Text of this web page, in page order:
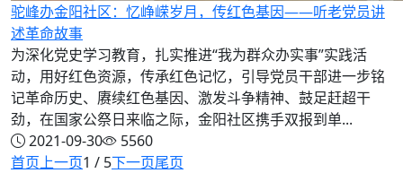
驼峰办金阳社区：忆峥嵘岁月，传红色基因——听老党员讲
述革命故事
为深化党史学习教育，扎实推进“我为群众办实事”实践活
动，用好红色资源，传承红色记忆，引导党员干部进一步铭
记革命历史、赓续红色基因、激发斗争精神、鼓足赶超干
劲，在国家公祭日来临之际，金阳社区携手双报到单...
2021-09-30
5560
首页上一页1 / 5下一页尾页